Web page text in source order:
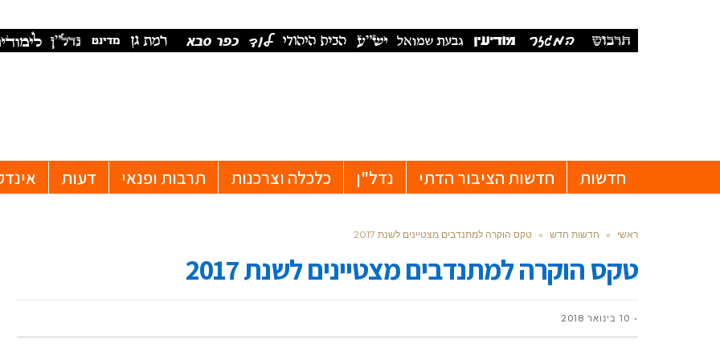
חדשות חדשות הציבור הדתי נדל"ן כלכלה וצרכנות תרבות ופנאי דעות
ראשי » חדשות חדש » טקס הוקרה למתנדבים מצטיינים לשנת 2017
טקס הוקרה למתנדבים מצטיינים לשנת 2017
10 בינואר 2018